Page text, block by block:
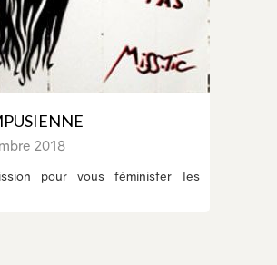
2018
pour vous féminister les